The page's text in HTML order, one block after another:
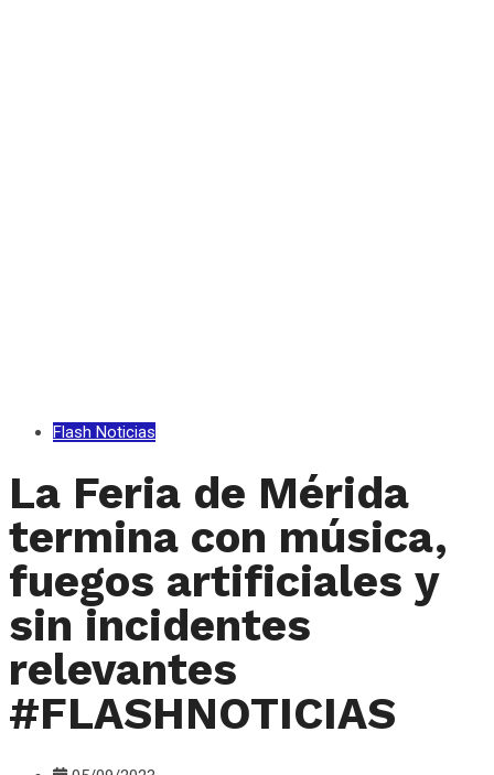
Flash Noticias
La Feria de Mérida
termina con música,
fuegos artificiales y
sin incidentes
relevantes
#FLASHNOTICIAS